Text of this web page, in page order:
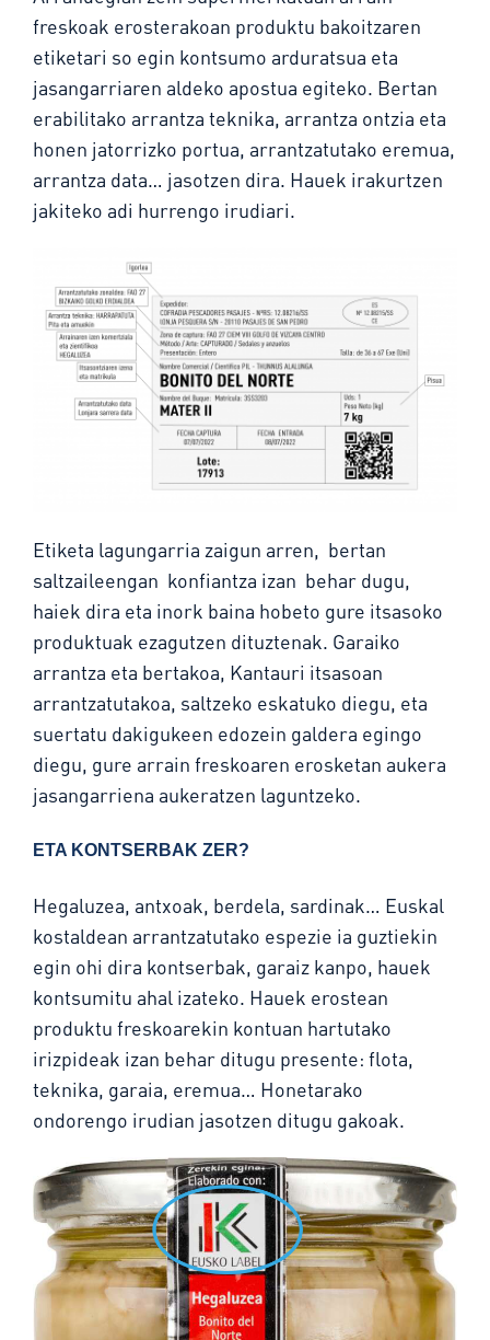
freskoak erosterakoan produktu bakoitzaren
etiketari so egin kontsumo arduratsua eta
jasangarriaren aldeko apostua egiteko. Bertan
erabilitako arrantza teknika, arrantza ontzia eta
honen jatorrizko portua, arrantzatutako eremua,
arrantza data… jasotzen dira. Hauek irakurtzen
jakiteko adi hurrengo irudiari.
Etiketa lagungarria zaigun arren, bertan
saltzaileengan konfiantza izan behar dugu,
haiek dira eta inork baina hobeto gure itsasoko
produktuak ezagutzen dituztenak. Garaiko
arrantza eta bertakoa, Kantauri itsasoan
arrantzatutakoa, saltzeko eskatuko diegu, eta
suertatu dakigukeen edozein galdera egingo
diegu, gure arrain freskoaren erosketan aukera
jasangarriena aukeratzen laguntzeko.
ETA KONTSERBAK ZER?
Hegaluzea, antxoak, berdela, sardinak… Euskal
kostaldean arrantzatutako espezie ia guztiekin
egin ohi dira kontserbak, garaiz kanpo, hauek
kontsumitu ahal izateko. Hauek erostean
produktu freskoarekin kontuan hartutako
irizpideak izan behar ditugu presente: flota,
teknika, garaia, eremua… Honetarako
ondorengo irudian jasotzen ditugu gakoak.